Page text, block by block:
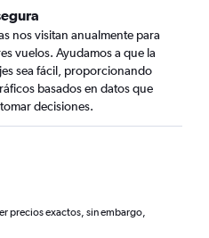
nos visitan anualmente para
vuelos. Ayudamos a que la
sea fácil, proporcionando
basados en datos que
decisiones.
precios exactos, sin embargo,